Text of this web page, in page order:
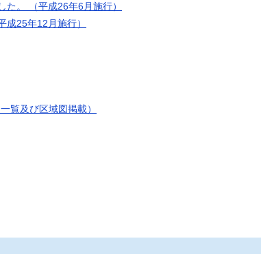
。 （平成26年6月施行）
25年12月施行）
覧及び区域図掲載）